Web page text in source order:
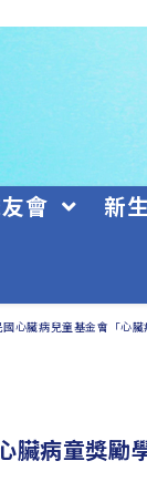
會 新
心臟病兒童基金會「心臟
病童獎勵